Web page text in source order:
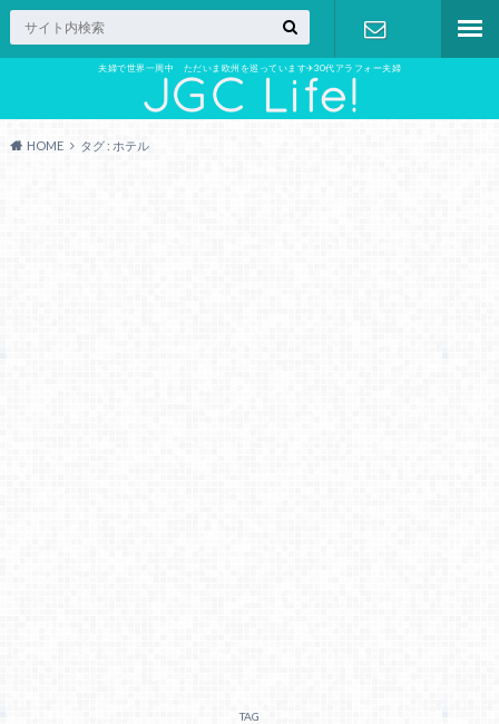
夫婦で世界一周中 ただいま欧州を巡っています✈︎30代アラフォー夫婦
お問い合わ
HOME タグ : ホテル
TAG